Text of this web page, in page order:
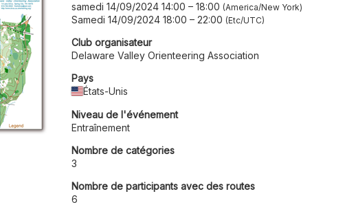
samedi 14/09/2024 14:00 – 18:00 America/New York
Samedi 14/09/2024 18:00 – 22:00 Etc/UTC
Club organisateur
Delaware Valley Orienteering Association
Pays
États-Unis
Niveau de l'événement
Entraînement
Nombre de catégories
3
Nombre de participants avec des routes
6